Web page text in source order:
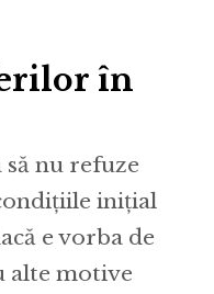
în
să nu refuze
inițial
e vorba de
alte motive